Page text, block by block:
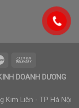
DOANH DƯƠNG
Kim Liên - TP Hà Nội